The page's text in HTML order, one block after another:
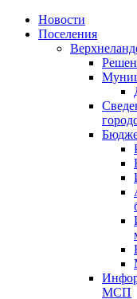
Skip
Новости
Поселения
МСП